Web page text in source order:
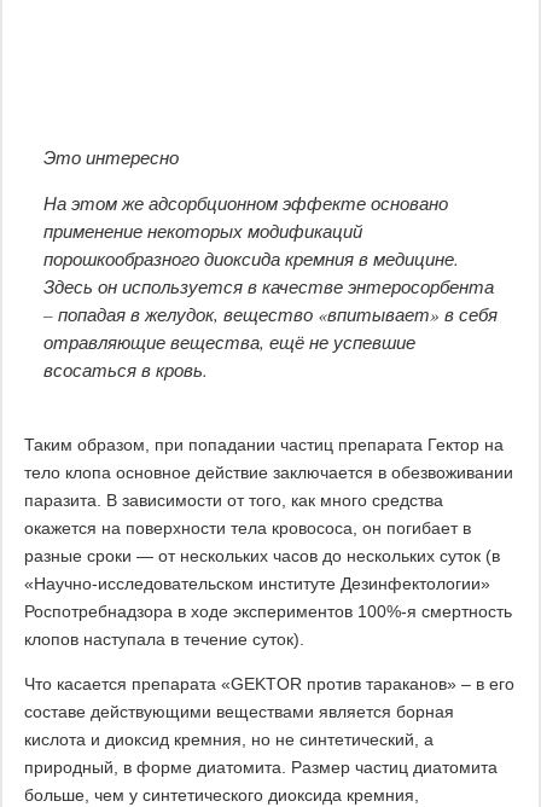
Это интересно
На этом же адсорбционном эффекте основано
применение некоторых модификаций
порошкообразного диоксида кремния в медицине.
Здесь он используется в качестве энтеросорбента
– попадая в желудок, вещество «впитывает» в себя
отравляющие вещества, ещё не успевшие
всосаться в кровь.
Таким образом, при попадании частиц препарата Гектор на
тело клопа основное действие заключается в обезвоживании
паразита. В зависимости от того, как много средства
окажется на поверхности тела кровососа, он погибает в
разные сроки — от нескольких часов до нескольких суток (в
«Научно-исследовательском институте Дезинфектологии»
Роспотребнадзора в ходе экспериментов 100%-я смертность
клопов наступала в течение суток).
Что касается препарата «GEKTOR против тараканов» – в его
составе действующими веществами является борная
кислота и диоксид кремния, но не синтетический, а
природный, в форме диатомита. Размер частиц диатомита
больше, чем у синтетического диоксида кремния,